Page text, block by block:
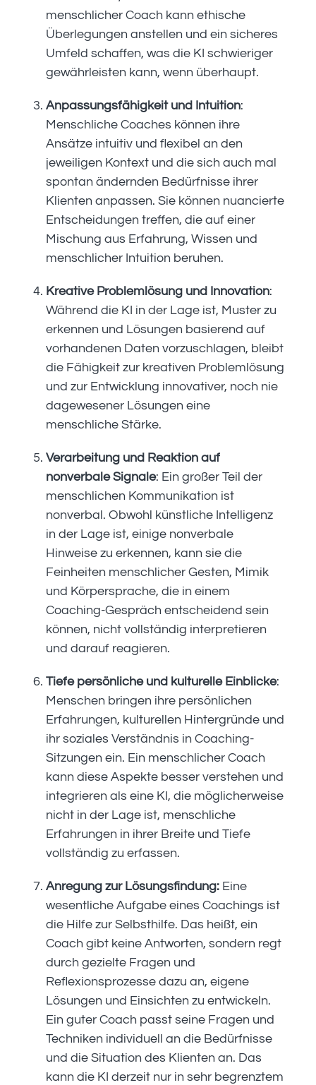
menschlicher Coach kann ethische
Überlegungen anstellen und ein sicheres
Umfeld schaffen, was die KI schwieriger
gewährleisten kann, wenn überhaupt.
Anpassungsfähigkeit und Intuition:
Menschliche Coaches können ihre
Ansätze intuitiv und flexibel an den
jeweiligen Kontext und die sich auch mal
spontan ändernden Bedürfnisse ihrer
Klienten anpassen. Sie können nuancierte
Entscheidungen treffen, die auf einer
Mischung aus Erfahrung, Wissen und
menschlicher Intuition beruhen.
Kreative Problemlösung und Innovation:
Während die KI in der Lage ist, Muster zu
erkennen und Lösungen basierend auf
vorhandenen Daten vorzuschlagen, bleibt
die Fähigkeit zur kreativen Problemlösung
und zur Entwicklung innovativer, noch nie
dagewesener Lösungen eine
menschliche Stärke.
Verarbeitung und Reaktion auf
nonverbale Signale: Ein großer Teil der
menschlichen Kommunikation ist
nonverbal. Obwohl künstliche Intelligenz
in der Lage ist, einige nonverbale
Hinweise zu erkennen, kann sie die
Feinheiten menschlicher Gesten, Mimik
und Körpersprache, die in einem
Coaching-Gespräch entscheidend sein
können, nicht vollständig interpretieren
und darauf reagieren.
Tiefe persönliche und kulturelle Einblicke:
Menschen bringen ihre persönlichen
Erfahrungen, kulturellen Hintergründe und
ihr soziales Verständnis in Coaching-
Sitzungen ein. Ein menschlicher Coach
kann diese Aspekte besser verstehen und
integrieren als eine KI, die möglicherweise
nicht in der Lage ist, menschliche
Erfahrungen in ihrer Breite und Tiefe
vollständig zu erfassen.
Anregung zur Lösungsfindung:Eine
wesentliche Aufgabe eines Coachings ist
die Hilfe zur Selbsthilfe. Das heißt, ein
Coach gibt keine Antworten, sondern regt
durch gezielte Fragen und
Reflexionsprozesse dazu an, eigene
Lösungen und Einsichten zu entwickeln.
Ein guter Coach passt seine Fragen und
Techniken individuell an die Bedürfnisse
und die Situation des Klienten an. Das
kann die KI derzeit nur in sehr begrenztem